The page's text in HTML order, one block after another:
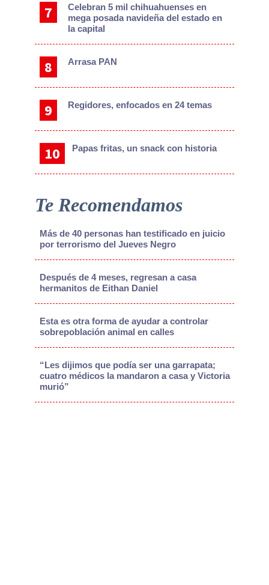
Celebran 5 mil chihuahuenses en
mega posada navideña del estado en
la capital
Arrasa PAN
Regidores, enfocados en 24 temas
Papas fritas, un snack con historia
Te Recomendamos
Más de 40 personas han testificado en juicio
por terrorismo del Jueves Negro
Después de 4 meses, regresan a casa
hermanitos de Eithan Daniel
Esta es otra forma de ayudar a controlar
sobrepoblación animal en calles
“Les dijimos que podía ser una garrapata;
cuatro médicos la mandaron a casa y Victoria
murió”